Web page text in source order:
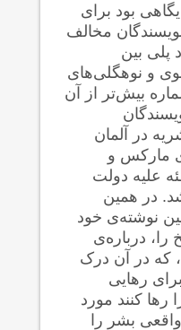
بود برای
مخالف
پلی بین
و نوهگلی‌های
بیش‌تر از آن
در آلمان
مارکس و
علیه دولت
در همین
نوشته‌ی خود
درباره‌ی
که در آن درک
رهایی
کنند مورد
واقعی بشر را